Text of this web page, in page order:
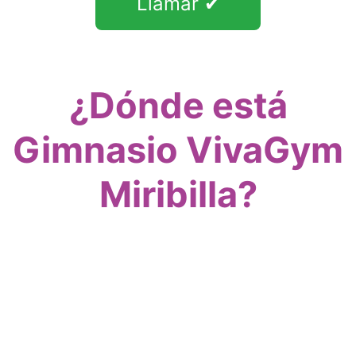
¿Dónde está
Gimnasio VivaGym
Miribilla?